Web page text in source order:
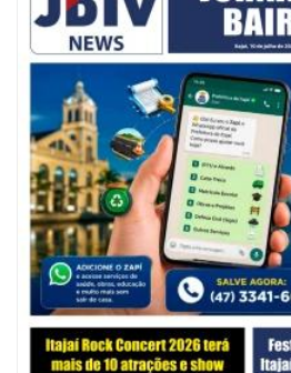
06/08/2026 | 10:14